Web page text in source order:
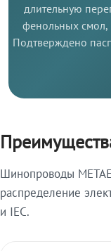
длительную
фенольных смол,
Подтверждено
Шинопроводы
распределение
и IEC.